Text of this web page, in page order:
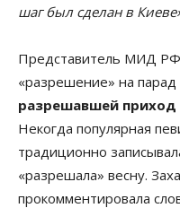
шаг был сделан в
Представитель МИД РФ
«разрешение» на парад
разрешавшей приход
Некогда популярная
традиционно
«разрешала» весну.
прокомментировала